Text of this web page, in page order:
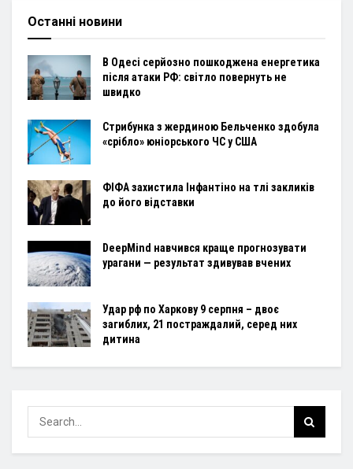
Останні новини
В Одесі серйозно пошкоджена енергетика
після атаки РФ: світло повернуть не
швидко
Стрибунка з жердиною Бельченко здобула
«срібло» юніорського ЧС у США
ФІФА захистила Інфантіно на тлі закликів
до його відставки
DeepMind навчився краще прогнозувати
урагани — результат здивував вчених
Удар рф по Харкову 9 серпня – двоє
загиблих, 21 постраждалий, серед них
дитина